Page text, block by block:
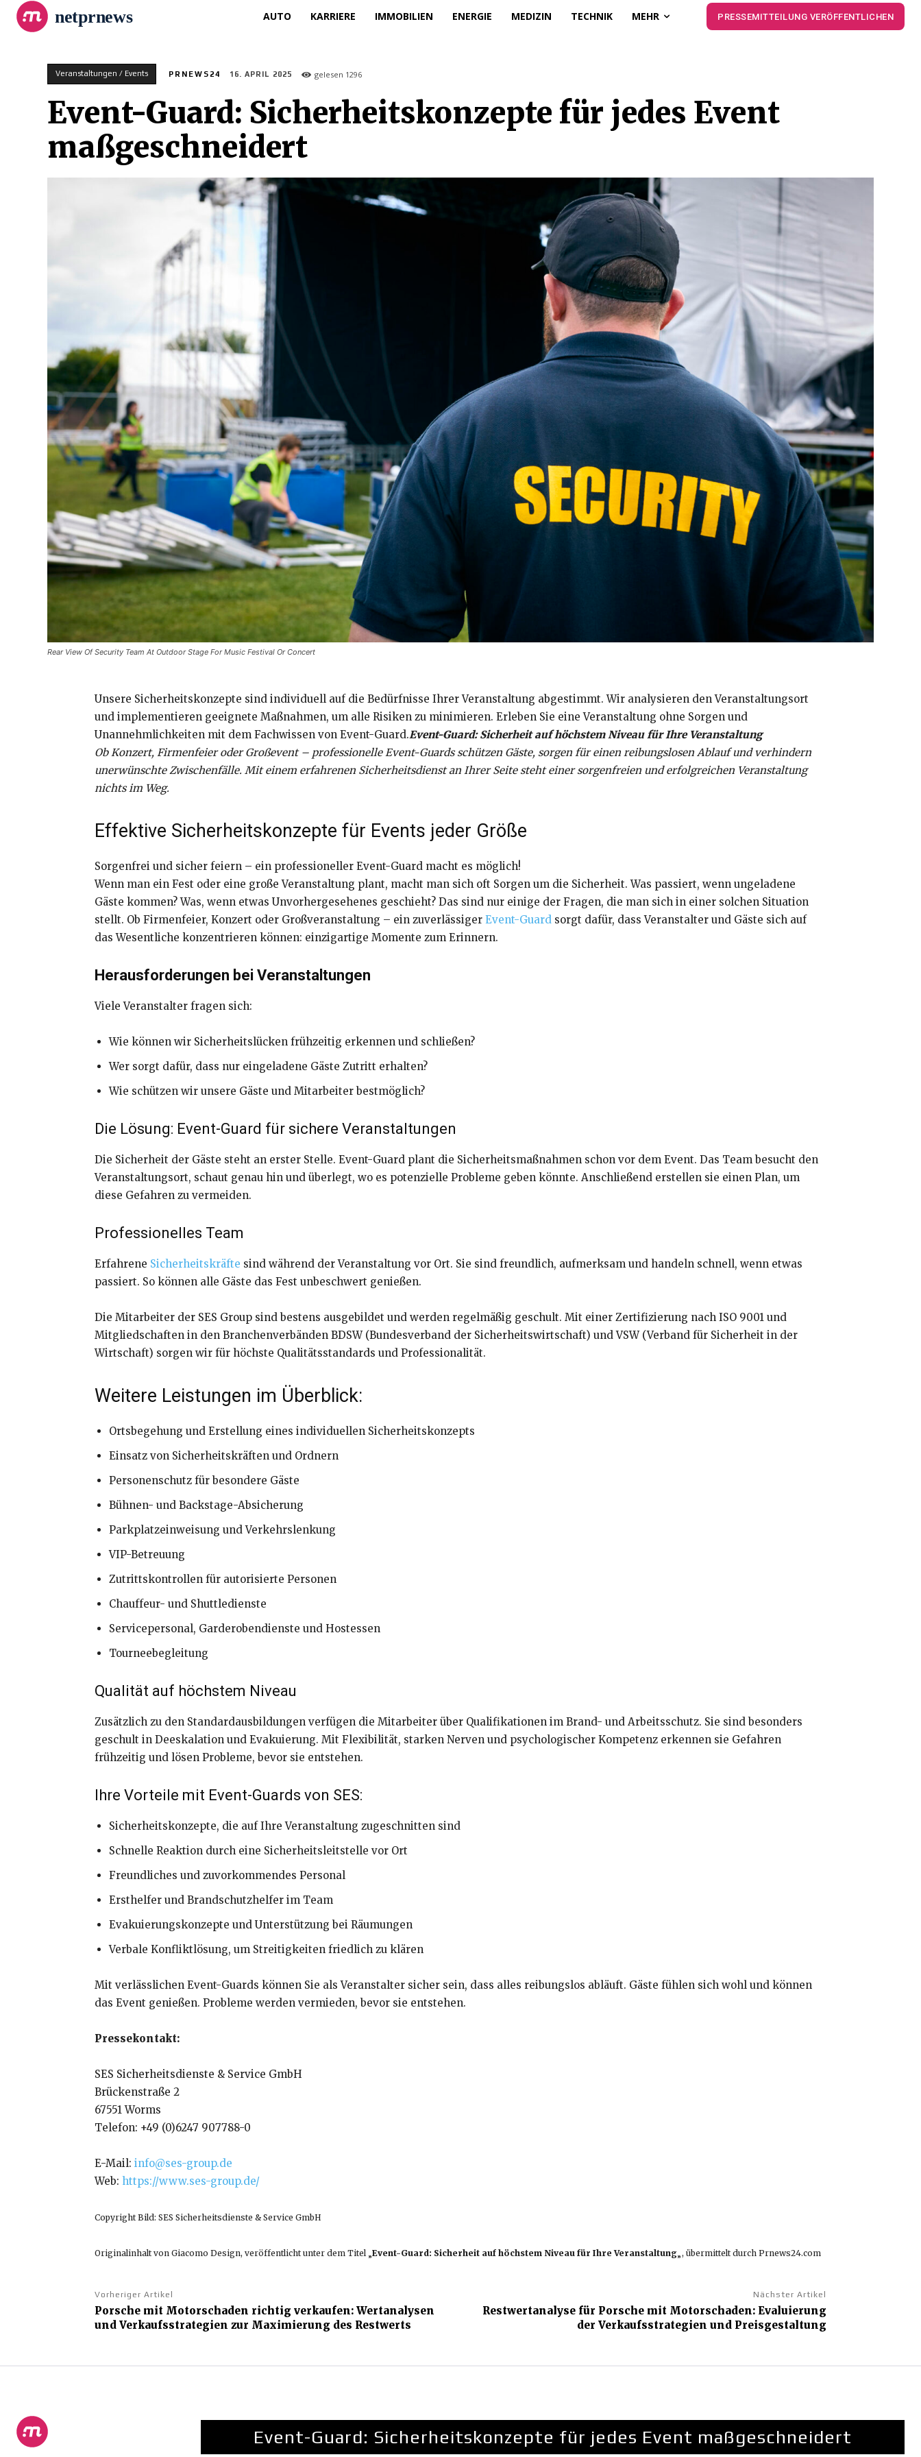
netprnews AUTO KARRIERE IMMOBILIEN ENERGIE MEDIZIN TECHNIK MEHR PRESSEMITTEILUNG VERÖFFENTLICHEN
Veranstaltungen / Events PRNEWS24 16. APRIL 2025 gelesen 1296
Event-Guard: Sicherheitskonzepte für jedes Event
maßgeschneidert
Rear View Of Security Team At Outdoor Stage For Music Festival Or Concert
Unsere Sicherheitskonzepte sind individuell auf die Bedürfnisse Ihrer Veranstaltung abgestimmt. Wir analysieren den Veranstaltungsort
und implementieren geeignete Maßnahmen, um alle Risiken zu minimieren. Erleben Sie eine Veranstaltung ohne Sorgen und
Unannehmlichkeiten mit dem Fachwissen von Event-Guard.Event-Guard: Sicherheit auf höchstem Niveau für Ihre Veranstaltung
Ob Konzert, Firmenfeier oder Großevent – professionelle Event-Guards schützen Gäste, sorgen für einen reibungslosen Ablauf und verhindern
unerwünschte Zwischenfälle. Mit einem erfahrenen Sicherheitsdienst an Ihrer Seite steht einer sorgenfreien und erfolgreichen Veranstaltung
nichts im Weg.
Effektive Sicherheitskonzepte für Events jeder Größe
Sorgenfrei und sicher feiern – ein professioneller Event-Guard macht es möglich!
Wenn man ein Fest oder eine große Veranstaltung plant, macht man sich oft Sorgen um die Sicherheit. Was passiert, wenn ungeladene
Gäste kommen? Was, wenn etwas Unvorhergesehenes geschieht? Das sind nur einige der Fragen, die man sich in einer solchen Situation
stellt. Ob Firmenfeier, Konzert oder Großveranstaltung – ein zuverlässiger Event-Guard sorgt dafür, dass Veranstalter und Gäste sich auf
das Wesentliche konzentrieren können: einzigartige Momente zum Erinnern.
Herausforderungen bei Veranstaltungen
Viele Veranstalter fragen sich:
Wie können wir Sicherheitslücken frühzeitig erkennen und schließen?
Wer sorgt dafür, dass nur eingeladene Gäste Zutritt erhalten?
Wie schützen wir unsere Gäste und Mitarbeiter bestmöglich?
Die Lösung: Event-Guard für sichere Veranstaltungen
Die Sicherheit der Gäste steht an erster Stelle. Event-Guard plant die Sicherheitsmaßnahmen schon vor dem Event. Das Team besucht den
Veranstaltungsort, schaut genau hin und überlegt, wo es potenzielle Probleme geben könnte. Anschließend erstellen sie einen Plan, um
diese Gefahren zu vermeiden.
Professionelles Team
Erfahrene Sicherheitskräfte sind während der Veranstaltung vor Ort. Sie sind freundlich, aufmerksam und handeln schnell, wenn etwas
passiert. So können alle Gäste das Fest unbeschwert genießen.
Die Mitarbeiter der SES Group sind bestens ausgebildet und werden regelmäßig geschult. Mit einer Zertifizierung nach ISO 9001 und
Mitgliedschaften in den Branchenverbänden BDSW (Bundesverband der Sicherheitswirtschaft) und VSW (Verband für Sicherheit in der
Wirtschaft) sorgen wir für höchste Qualitätsstandards und Professionalität.
Weitere Leistungen im Überblick:
Ortsbegehung und Erstellung eines individuellen Sicherheitskonzepts
Einsatz von Sicherheitskräften und Ordnern
Personenschutz für besondere Gäste
Bühnen- und Backstage-Absicherung
Parkplatzeinweisung und Verkehrslenkung
VIP-Betreuung
Zutrittskontrollen für autorisierte Personen
Chauffeur- und Shuttledienste
Servicepersonal, Garderobendienste und Hostessen
Tourneebegleitung
Qualität auf höchstem Niveau
Zusätzlich zu den Standardausbildungen verfügen die Mitarbeiter über Qualifikationen im Brand- und Arbeitsschutz. Sie sind besonders
geschult in Deeskalation und Evakuierung. Mit Flexibilität, starken Nerven und psychologischer Kompetenz erkennen sie Gefahren
frühzeitig und lösen Probleme, bevor sie entstehen.
Ihre Vorteile mit Event-Guards von SES:
Sicherheitskonzepte, die auf Ihre Veranstaltung zugeschnitten sind
Schnelle Reaktion durch eine Sicherheitsleitstelle vor Ort
Freundliches und zuvorkommendes Personal
Ersthelfer und Brandschutzhelfer im Team
Evakuierungskonzepte und Unterstützung bei Räumungen
Verbale Konfliktlösung, um Streitigkeiten friedlich zu klären
Mit verlässlichen Event-Guards können Sie als Veranstalter sicher sein, dass alles reibungslos abläuft. Gäste fühlen sich wohl und können
das Event genießen. Probleme werden vermieden, bevor sie entstehen.
Pressekontakt:
SES Sicherheitsdienste & Service GmbH
Brückenstraße 2
67551 Worms
Telefon: +49 (0)6247 907788-0
E-Mail: info@ses-group.de
Web: https://www.ses-group.de/
Copyright Bild: SES Sicherheitsdienste & Service GmbH
Originalinhalt von Giacomo Design, veröffentlicht unter dem Titel „Event-Guard: Sicherheit auf höchstem Niveau für Ihre Veranstaltung„, übermittelt durch Prnews24.com
Vorheriger Artikel
Porsche mit Motorschaden richtig verkaufen: Wertanalysen
und Verkaufsstrategien zur Maximierung des Restwerts
Nächster Artikel
Restwertanalyse für Porsche mit Motorschaden: Evaluierung
der Verkaufsstrategien und Preisgestaltung
Event-Guard: Sicherheitskonzepte für jedes Event maßgeschneidert